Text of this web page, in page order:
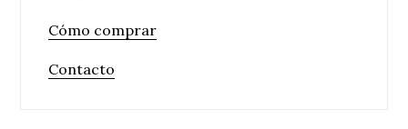
Cómo comprar
Contacto